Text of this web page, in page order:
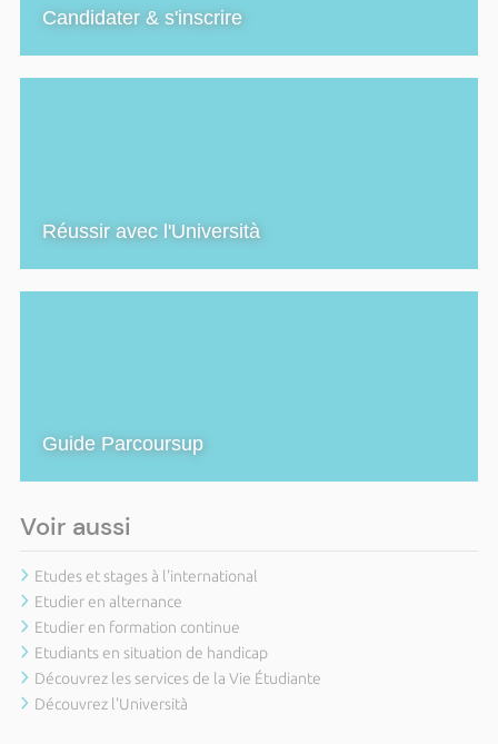
Candidater & s'inscrire
Réussir avec l'Università
Guide Parcoursup
Voir aussi
Etudes et stages à l'international
Etudier en alternance
Etudier en formation continue
Etudiants en situation de handicap
Découvrez les services de la Vie Étudiante
Découvrez l'Università